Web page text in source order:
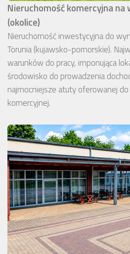
Nieruchomość komercyjna na
(okolice)
Nieruchomość inwestycyjna do
Torunia (kujawsko-pomorskie).
warunków do pracy, imponująca
środowisko do prowadzenia
najmocniejsze atuty oferowanej
komercyjnej.